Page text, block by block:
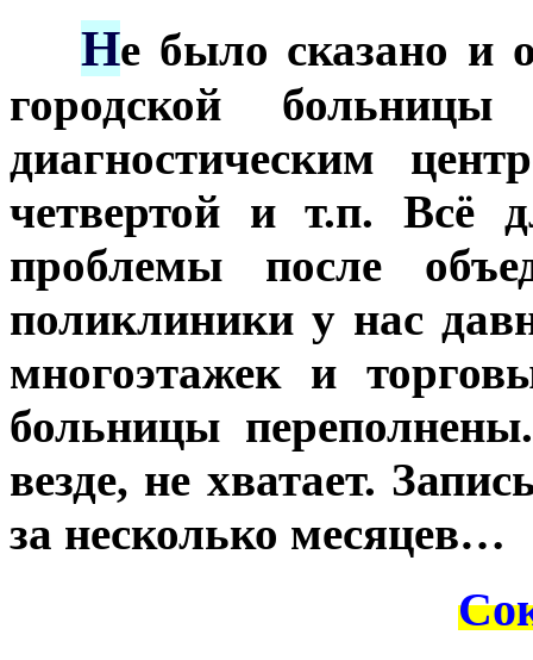
Не было сказано и
городской
диагностическим
четвертой и т.п. Всё
проблемы после
поликлиники у нас
многоэтажек и
больницы
везде, не хватает.
за несколько месяцев…